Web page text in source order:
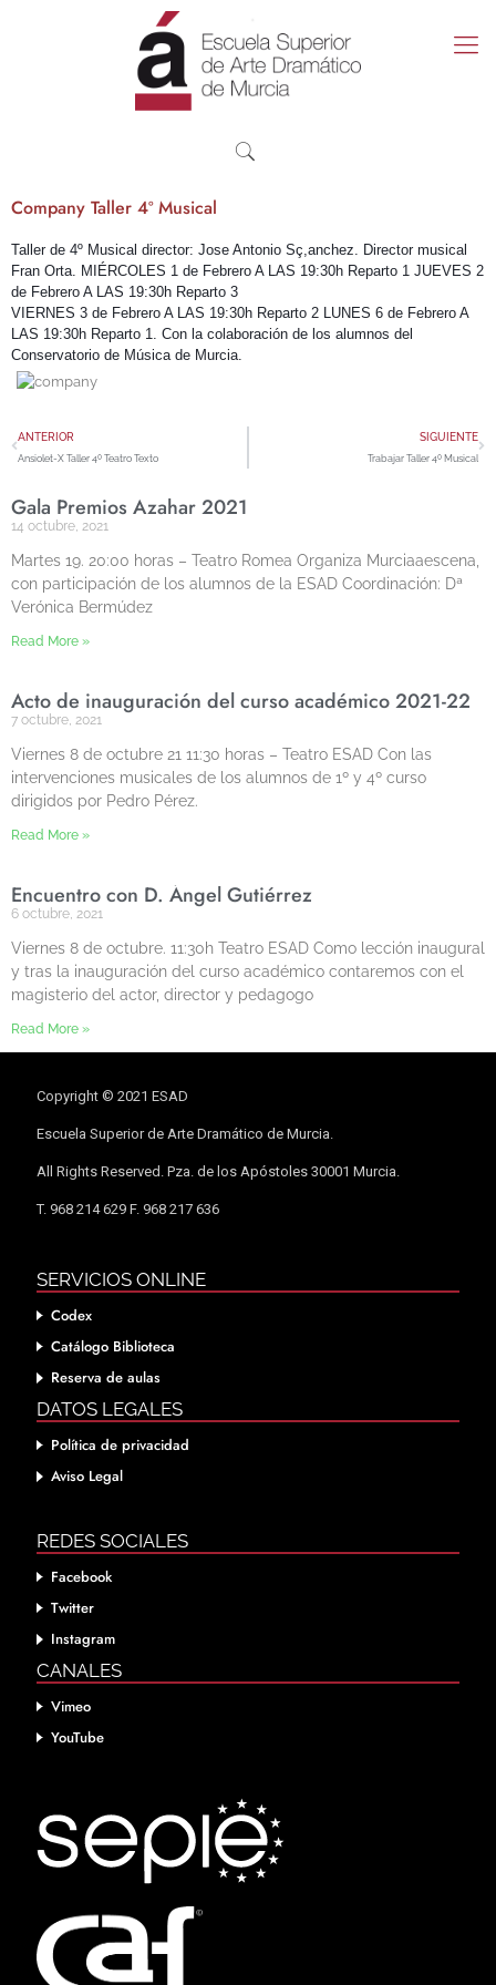
Company Taller 4º Musical
Taller de 4º Musical director: Jose Antonio Sç,anchez. Director musical
Fran Orta. MIÉRCOLES 1 de Febrero A LAS 19:30h Reparto 1 JUEVES 2
de Febrero A LAS 19:30h Reparto 3
VIERNES 3 de Febrero A LAS 19:30h Reparto 2 LUNES 6 de Febrero A
LAS 19:30h Reparto 1. Con la colaboración de los alumnos del
Conservatorio de Música de Murcia.
ANTERIOR
Ansiolet-X Taller 4º Teatro Texto
SIGUIENTE
Trabajar Taller 4º Musical
Gala Premios Azahar 2021
14 octubre, 2021
Martes 19. 20:00 horas – Teatro Romea Organiza Murciaaescena,
con participación de los alumnos de la ESAD Coordinación: Dª
Verónica Bermúdez
Read More »
Acto de inauguración del curso académico 2021-22
7 octubre, 2021
Viernes 8 de octubre 21 11:30 horas – Teatro ESAD Con las
intervenciones musicales de los alumnos de 1º y 4º curso
dirigidos por Pedro Pérez.
Read More »
Encuentro con D. Ángel Gutiérrez
6 octubre, 2021
Viernes 8 de octubre. 11:30h Teatro ESAD Como lección inaugural
y tras la inauguración del curso académico contaremos con el
magisterio del actor, director y pedagogo
Read More »
Copyright © 2021 ESAD
Escuela Superior de Arte Dramático de Murcia.
All Rights Reserved. Pza. de los Apóstoles 30001 Murcia.
T. 968 214 629 F. 968 217 636
SERVICIOS ONLINE
Codex
Catálogo Biblioteca
Reserva de aulas
DATOS LEGALES
Política de privacidad
Aviso Legal
REDES SOCIALES
Facebook
Twitter
Instagram
CANALES
Vimeo
YouTube